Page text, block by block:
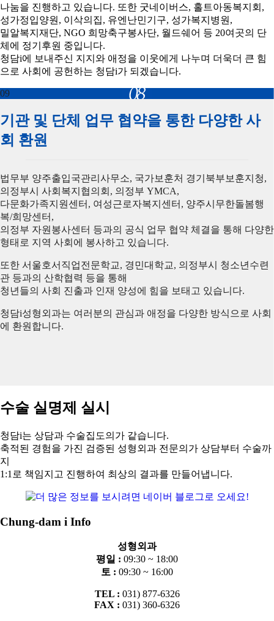
나눔을 진행하고 있습니다. 또한 굿네이버스, 홀트아동복지회,
성가정입양원, 이삭의집, 유엔난민기구, 성가복지병원,
밀알복지재단, NGO 희망축구봉사단, 월드쉐어 등 20여곳의 단
체에 정기후원 중입니다.
청담i에 보내주신 지지와 애정을 이웃에게 나누며 더욱더 큰 힘
으로 사회에 공헌하는 청담i가 되겠습니다.
09
기관 및 단체 업무 협약을 통한 다양한 사
회 환원
법무부 양주출입국관리사무소, 국가보훈처 경기북부보훈지청,
의정부시 사회복지협의회, 의정부 YMCA,
다문화가족지원센터, 여성근로자복지센터, 양주시무한돌봄행
복/희망센터,
의정부 자원봉사센터 등과의 공식 업무 협약 체결을 통해 다양한
형태로 지역 사회에 봉사하고 있습니다.
또한 서울호서직업전문학교, 경민대학교, 의정부시 청소년수련
관 등과의 산학협력 등을 통해
청년들의 사회 진출과 인재 양성에 힘을 보태고 있습니다.
청담i성형외과는 여러분의 관심과 애정을 다양한 방식으로 사회
에 환원합니다.
수술 실명제 실시
청담i는 상담과 수술집도의가 같습니다.
축적된 경험을 가진 검증된 성형외과 전문의가 상담부터 수술까
지
1:1로 책임지고 진행하여 최상의 결과를 만들어냅니다.
Chung-dam i Info
성형외과
평일 : 09:30 ~ 18:00
토 : 09:30 ~ 16:00
TEL : 031) 877-6326
FAX : 031) 360-6326